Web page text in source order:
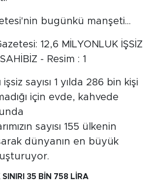
bugünkü manşeti...
işsiz sayısı 1 yılda 286 bin kişi
için evde, kahvede
sayısı 155 ülkenin
dünyanın en büyük
35 BİN 758 LİRA